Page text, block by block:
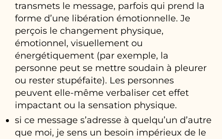
transmets le message, parfois qui prend la
forme d’une libération émotionnelle. Je
perçois le changement physique,
émotionnel, visuellement ou
énergétiquement (par exemple, la
personne peut se mettre soudain à pleurer
ou rester stupéfaite). Les personnes
peuvent elle-même verbaliser cet effet
impactant ou la sensation physique.
si ce message s’adresse à quelqu’un d’autre
que moi, je sens un besoin impérieux de le